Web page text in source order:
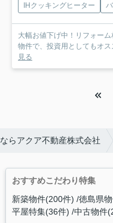
IHクッキングヒーター
大幅お値下げ中！リフォー
物件で、投資用としてもオ
見る
らアクア不動産株式会社
おすすめこだわり特集
新築物件(200件) 徳島県
平屋特集(36件) 中古物件